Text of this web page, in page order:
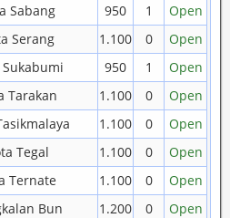
Sabang 950 1
Open
Serang 1.100 0
Open
Sukabumi 950 1
Open
Tarakan 1.100 0
Open
1.100 0
Open
Tegal 1.100 0
Open
Ternate 1.100 0
Open
Bun 1.200 0 Open